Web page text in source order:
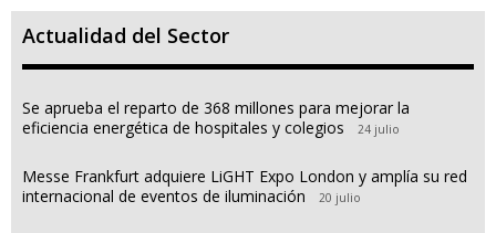
Actualidad del Sector
Se aprueba el reparto de 368 millones para mejorar la
eficiencia energética de hospitales y colegios
24 julio
Messe Frankfurt adquiere LiGHT Expo London y amplía su red
internacional de eventos de iluminación
20 julio